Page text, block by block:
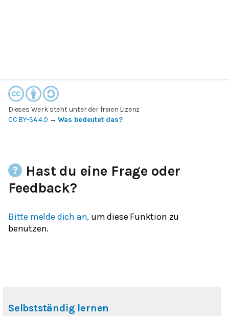
Dieses Werk steht unter der freien Lizenz
CC BY-SA 4.0 →Was bedeutet das?
Hast du eine Frage oder
Feedback?
Bitte melde dich an, um diese Funktion zu
benutzen.
Selbstständig lernen